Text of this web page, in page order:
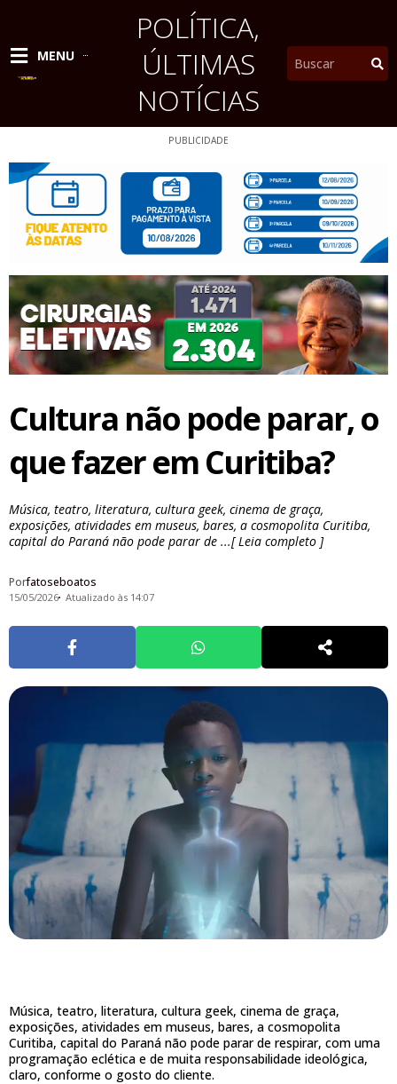
conteúdo
MENU
POLÍTICA,
ÚLTIMAS
NOTÍCIAS
Pesquisar
PUBLICIDADE
Cultura não pode parar, o
que fazer em Curitiba?
Música, teatro, literatura, cultura geek, cinema de graça,
exposições, atividades em museus, bares, a cosmopolita Curitiba,
capital do Paraná não pode parar de ...[ Leia completo ]
Porfatoseboatos
15/05/2026 Atualizado às 14:07
Música, teatro, literatura, cultura geek, cinema de graça,
exposições, atividades em museus, bares, a cosmopolita
Curitiba, capital do Paraná não pode parar de respirar, com uma
programação eclética e de muita responsabilidade ideológica,
claro, conforme o gosto do cliente.